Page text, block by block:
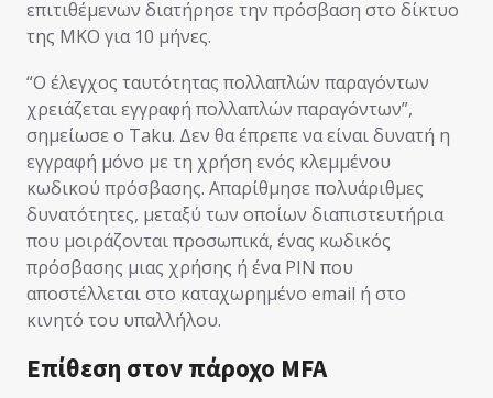
επιτιθέμενων διατήρησε την πρόσβαση στο δίκτυο
της ΜΚΟ για 10 μήνες.
“Ο έλεγχος ταυτότητας πολλαπλών παραγόντων
χρειάζεται εγγραφή πολλαπλών παραγόντων”,
σημείωσε ο Taku. Δεν θα έπρεπε να είναι δυνατή η
εγγραφή μόνο με τη χρήση ενός κλεμμένου
κωδικού πρόσβασης. Απαρίθμησε πολυάριθμες
δυνατότητες, μεταξύ των οποίων διαπιστευτήρια
που μοιράζονται προσωπικά, ένας κωδικός
πρόσβασης μιας χρήσης ή ένα PIN που
αποστέλλεται στο καταχωρημένο email ή στο
κινητό του υπαλλήλου.
Επίθεση στον πάροχο MFA